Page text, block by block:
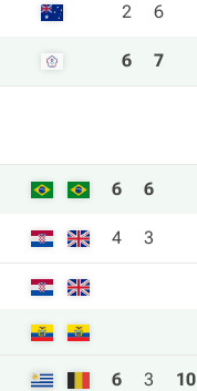
2 6
6 7
6 6
4 3
6 3 10